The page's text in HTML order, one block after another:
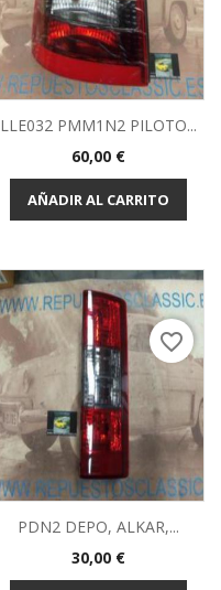
LLE032 PMM1N2 PILOTO...
Precio
60,00 €
AÑADIR AL CARRITO
PDN2 DEPO, ALKAR,...
Precio
30,00 €
favorite_border